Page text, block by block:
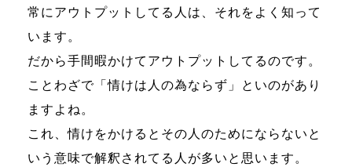
常にアウトプットしてる人は、それをよく知って
います。
だから手間暇かけてアウトプットしてるのです。
ことわざで「情けは人の為ならず」といのがあり
ますよね。
これ、情けをかけるとその人のためにならないと
いう意味で解釈されてる人が多いと思います。